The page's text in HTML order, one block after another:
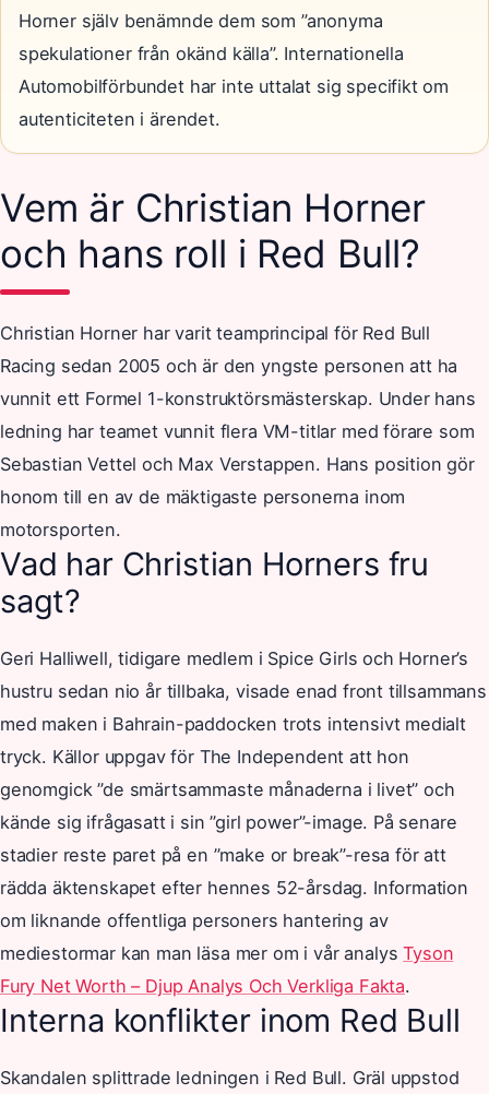
Horner själv benämnde dem som ”anonyma
spekulationer från okänd källa”. Internationella
Automobilförbundet har inte uttalat sig specifikt om
autenticiteten i ärendet.
Vem är Christian Horner
och hans roll i Red Bull?
Christian Horner har varit teamprincipal för Red Bull
Racing sedan 2005 och är den yngste personen att ha
vunnit ett Formel 1-konstruktörsmästerskap. Under hans
ledning har teamet vunnit flera VM-titlar med förare som
Sebastian Vettel och Max Verstappen. Hans position gör
honom till en av de mäktigaste personerna inom
motorsporten.
Vad har Christian Horners fru
sagt?
Geri Halliwell, tidigare medlem i Spice Girls och Horner’s
hustru sedan nio år tillbaka, visade enad front tillsammans
med maken i Bahrain-paddocken trots intensivt medialt
tryck. Källor uppgav för The Independent att hon
genomgick ”de smärtsammaste månaderna i livet” och
kände sig ifrågasatt i sin ”girl power”-image. På senare
stadier reste paret på en ”make or break”-resa för att
rädda äktenskapet efter hennes 52-årsdag. Information
om liknande offentliga personers hantering av
mediestormar kan man läsa mer om i vår analysTyson
Fury Net Worth – Djup Analys Och Verkliga Fakta.
Interna konflikter inom Red Bull
Skandalen splittrade ledningen i Red Bull. Gräl uppstod